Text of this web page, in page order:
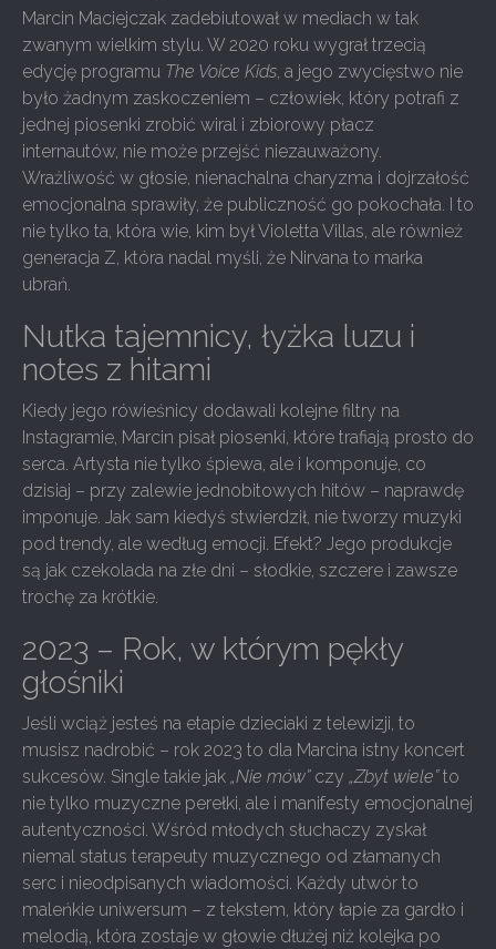
Marcin Maciejczak zadebiutował w mediach w tak
zwanym wielkim stylu. W 2020 roku wygrał trzecią
edycję programu The Voice Kids, a jego zwycięstwo nie
było żadnym zaskoczeniem – człowiek, który potrafi z
jednej piosenki zrobić wiral i zbiorowy płacz
internautów, nie może przejść niezauważony.
Wrażliwość w głosie, nienachalna charyzma i dojrzałość
emocjonalna sprawiły, że publiczność go pokochała. I to
nie tylko ta, która wie, kim był Violetta Villas, ale również
generacja Z, która nadal myśli, że Nirvana to marka
ubrań.
Nutka tajemnicy, łyżka luzu i
notes z hitami
Kiedy jego rówieśnicy dodawali kolejne filtry na
Instagramie, Marcin pisał piosenki, które trafiają prosto do
serca. Artysta nie tylko śpiewa, ale i komponuje, co
dzisiaj – przy zalewie jednobitowych hitów – naprawdę
imponuje. Jak sam kiedyś stwierdził, nie tworzy muzyki
pod trendy, ale według emocji. Efekt? Jego produkcje
są jak czekolada na złe dni – słodkie, szczere i zawsze
trochę za krótkie.
2023 – Rok, w którym pękły
głośniki
Jeśli wciąż jesteś na etapie dzieciaki z telewizji, to
musisz nadrobić – rok 2023 to dla Marcina istny koncert
sukcesów. Single takie jak „Nie mów”czy „Zbyt wiele”to
nie tylko muzyczne perełki, ale i manifesty emocjonalnej
autentyczności. Wśród młodych słuchaczy zyskał
niemal status terapeuty muzycznego od złamanych
serc i nieodpisanych wiadomości. Każdy utwór to
maleńkie uniwersum – z tekstem, który łapie za gardło i
melodią, która zostaje w głowie dłużej niż kolejka po